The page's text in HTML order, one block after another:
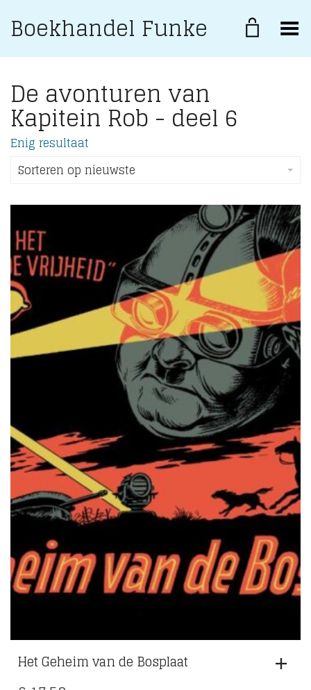
Boekhandel Funke Toggle Menu
De avonturen van
Kapitein Rob - deel 6
Enig resultaat
Sorteren op nieuwste
Het Geheim van de Bosplaat